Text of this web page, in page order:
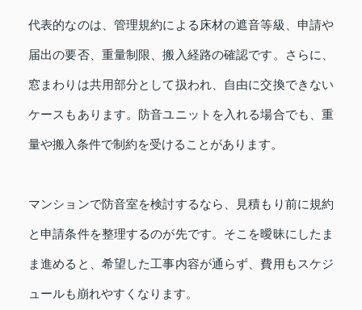
代表的なのは、管理規約による床材の遮音等級、申請や
届出の要否、重量制限、搬入経路の確認です。さらに、
窓まわりは共用部分として扱われ、自由に交換できない
ケースもあります。防音ユニットを入れる場合でも、重
量や搬入条件で制約を受けることがあります。
マンションで防音室を検討するなら、見積もり前に規約
と申請条件を整理するのが先です。そこを曖昧にしたま
ま進めると、希望した工事内容が通らず、費用もスケジ
ュールも崩れやすくなります。